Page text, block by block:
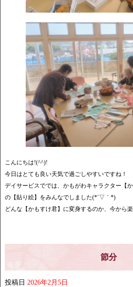
こんにちは!(^^)!
今日はとても良い天気で過ごしやすいですね！
デイサービスででは、かもがわキャラクター【か
の【貼り絵】をみんなでしました(*´▽｀*)
どんな【かもすけ君】に変身するのか、今から
節分
投稿日 2026年2月5日